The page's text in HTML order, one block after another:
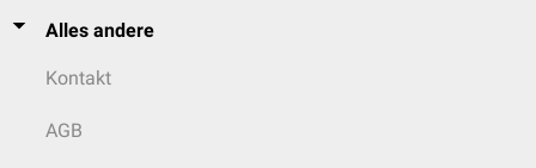
Alles andere
Kontakt
AGB